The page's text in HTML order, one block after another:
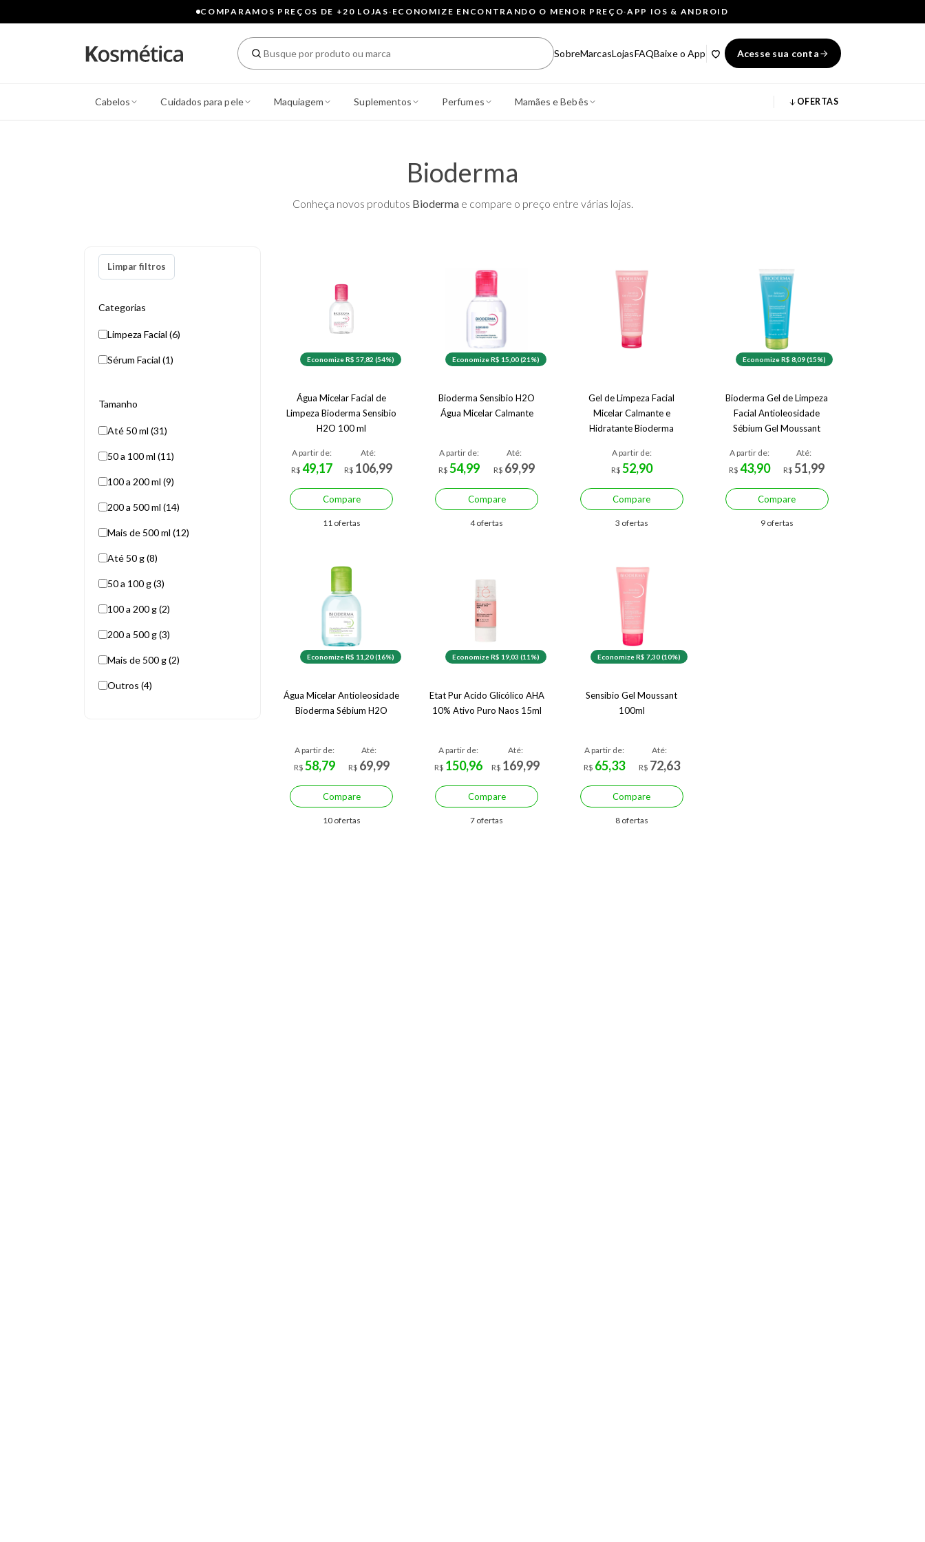
COMPARAMOS PREÇOS DE +20 LOJAS· ECONOMIZE ENCONTRANDO O MENOR PREÇO·APP IOS & ANDROID
SobreMarcasLojasFAQBaixe o App Acesse sua conta
Cabelos Cuidados para pele Maquiagem Suplementos Perfumes Mamães e Bebês OFERTAS
Bioderma
Conheça novos produtos Biodermae compare o preço entre várias lojas.
Limpar filtros
Categorias
Limpeza Facial (6)
Sérum Facial (1)
Tamanho
Até 50 ml (31)
50 a 100 ml (11)
100 a 200 ml (9)
200 a 500 ml (14)
Mais de 500 ml (12)
Até 50 g (8)
50 a 100 g (3)
100 a 200 g (2)
200 a 500 g (3)
Mais de 500 g (2)
Outros (4)
Economize R$ 57,82 (54%)
Água Micelar Facial de
Limpeza Bioderma Sensibio
H2O 100 ml
A partir de:
R$49,17
Até:
R$ 106,99
Compare
11 ofertas
Economize R$ 15,00 (21%)
Bioderma Sensibio H2O
Água Micelar Calmante
A partir de:
R$54,99
Até:
R$ 69,99
Compare
4 ofertas
Gel de Limpeza Facial
Micelar Calmante e
Hidratante Bioderma
A partir de:
R$ 52,90
Compare
3 ofertas
Economize R$ 8,09 (15%)
Bioderma Gel de Limpeza
Facial Antioleosidade
Sébium Gel Moussant
A partir de:
R$ 43,90
Até:
R$51,99
Compare
9 ofertas
Economize R$ 11,20 (16%)
Água Micelar Antioleosidade
Bioderma Sébium H2O
A partir de:
R$ 58,79
Até:
R$ 69,99
Compare
10 ofertas
Economize R$ 19,03 (11%)
Etat Pur Acido Glicólico AHA
10% Ativo Puro Naos 15ml
A partir de:
R$ 150,96
Até:
R$ 169,99
Compare
7 ofertas
Economize R$ 7,30 (10%)
Sensibio Gel Moussant
100ml
A partir de:
R$ 65,33
Até:
R$ 72,63
Compare
8 ofertas